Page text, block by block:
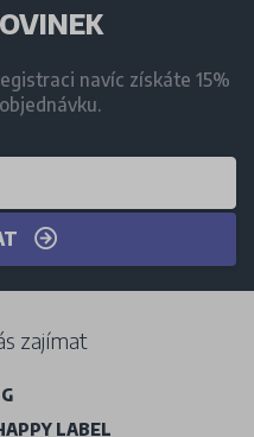
navíc získáte 15%
zajímat
LABEL